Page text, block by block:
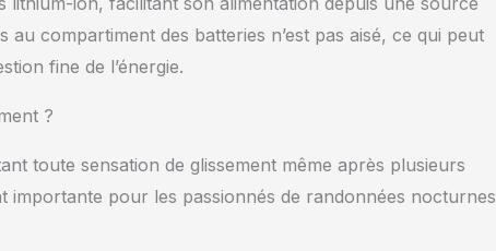
compartiment des batteries n’est pas aisé, ce qui peut
fine de l’énergie.
?
toute sensation de glissement même après plusieurs
importante pour les passionnés de randonnées nocturnes